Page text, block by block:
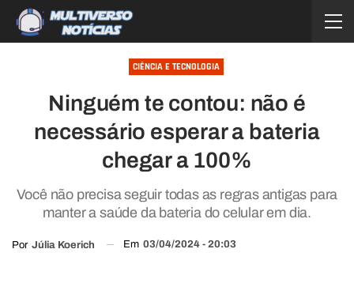
CIÊNCIA E TECNOLOGIA
Ninguém te contou: não é
necessário esperar a bateria
chegar a 100%
Você não precisa seguir todas as regras antigas para
manter a saúde da bateria do celular em dia.
Por Júlia Koerich Em 03/04/2024 - 20:03